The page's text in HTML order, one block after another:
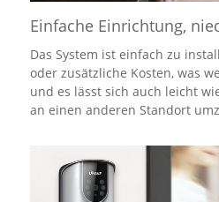
Einfache Einrichtung,
Das System ist einfach zu
oder zusätzliche Kosten, was
und es lässt sich auch leicht
an einen anderen Standort